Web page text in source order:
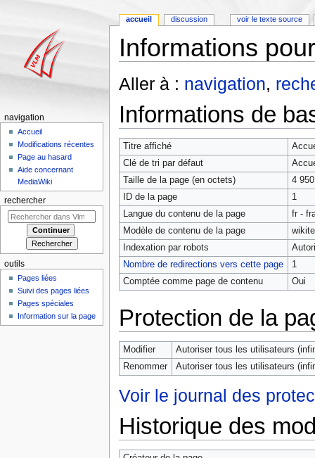
Informations
Aller à : navigation,
Informations de
Titre affiché
Clé de tri par défaut
Taille de la page (en octets)
4 950
ID de la page
1
Langue du contenu de la page
fr -
Modèle de contenu de la page
Indexation par robots
Nombre de redirections vers cette page
1
Comptée comme page de contenu
Oui
Protection de la
Modifier
Autoriser tous les utilisateurs
Renommer
Autoriser tous les utilisateurs
Voir le journal des
Historique des
accueil discussion voir le texte source
navigation
Accueil
Modifications récentes
Page au hasard
Aide concernant
MediaWiki
rechercher
outils
Pages liées
Suivi des pages liées
Pages spéciales
Information sur la page